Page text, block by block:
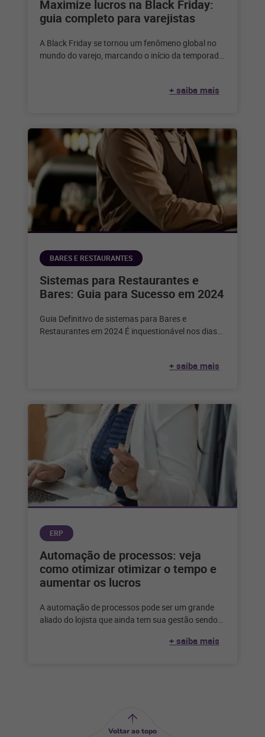
Maximize lucros na Black Friday:
guia completo para varejistas
A Black Friday se tornou um fenômeno global no
mundo do varejo, marcando o início da temporada
+ saiba mais
BARES E RESTAURANTES
Sistemas para Restaurantes e
Bares: Guia para Sucesso em 2024
Guia Definitivo de sistemas para Bares e
Restaurantes em 2024 É inquestionável nos dias
+ saiba mais
ERP
Automação de processos: veja
como otimizar otimizar o tempo e
aumentar os lucros
A automação de processos pode ser um grande
aliado do lojista que ainda tem sua gestão sendo
+ saiba mais
Voltar ao topo